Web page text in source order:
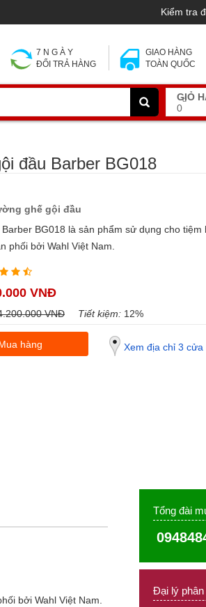
Kiểm tra
7 N G À Y
ĐỔI TRẢ HÀNG
GIAO HÀNG
TOÀN QUỐC
GIỎ
0
đ
đầu Barber BG018
ghế gội đầu
BG018 là sản phẩm sử dụng cho tiệm
phối bởi Wahl Việt Nam.
VNĐ
VNĐ Tiết kiệm: 12%
hàng Xem địa chỉ 3 cửa
bởi Wahl Việt Nam.
Tổng đài
Đại lý phân